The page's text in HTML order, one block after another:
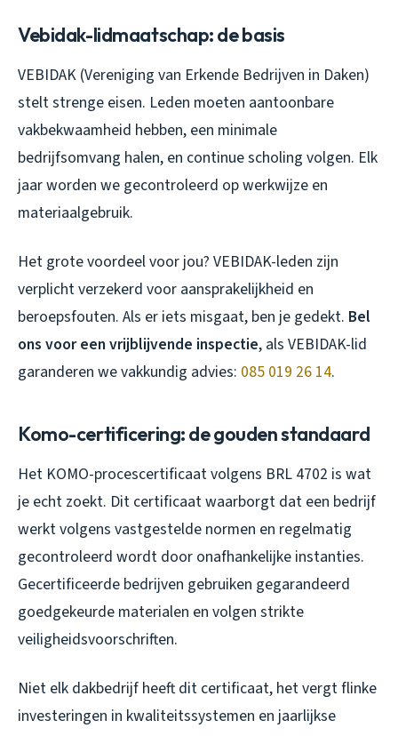
Vebidak-lidmaatschap: de basis
VEBIDAK (Vereniging van Erkende Bedrijven in Daken)
stelt strenge eisen. Leden moeten aantoonbare
vakbekwaamheid hebben, een minimale
bedrijfsomvang halen, en continue scholing volgen. Elk
jaar worden we gecontroleerd op werkwijze en
materiaalgebruik.
Het grote voordeel voor jou? VEBIDAK-leden zijn
verplicht verzekerd voor aansprakelijkheid en
beroepsfouten. Als er iets misgaat, ben je gedekt. Bel
ons voor een vrijblijvende inspectie, als VEBIDAK-lid
garanderen we vakkundig advies: 085 019 26 14.
Komo-certificering: de gouden standaard
Het KOMO-procescertificaat volgens BRL 4702 is wat
je echt zoekt. Dit certificaat waarborgt dat een bedrijf
werkt volgens vastgestelde normen en regelmatig
gecontroleerd wordt door onafhankelijke instanties.
Gecertificeerde bedrijven gebruiken gegarandeerd
goedgekeurde materialen en volgen strikte
veiligheidsvoorschriften.
Niet elk dakbedrijf heeft dit certificaat, het vergt flinke
investeringen in kwaliteitssystemen en jaarlijkse